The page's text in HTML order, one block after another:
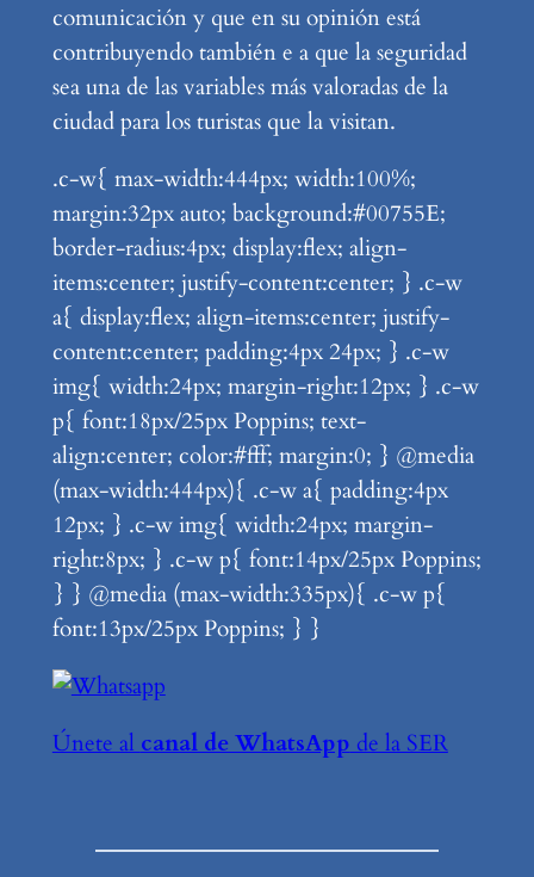
comunicación y que en su opinión está
contribuyendo también e a que la seguridad
sea una de las variables más valoradas de la
ciudad para los turistas que la visitan.
.c-w{ max-width:444px; width:100%;
margin:32px auto; background:#00755E;
border-radius:4px; display:flex; align-
items:center; justify-content:center; } .c-w
a{ display:flex; align-items:center; justify-
content:center; padding:4px 24px; } .c-w
img{ width:24px; margin-right:12px; } .c-w
p{ font:18px/25px Poppins; text-
align:center; color:#fff; margin:0; } @media
(max-width:444px){ .c-w a{ padding:4px
12px; } .c-w img{ width:24px; margin-
right:8px; } .c-w p{ font:14px/25px Poppins;
} } @media (max-width:335px){ .c-w p{
font:13px/25px Poppins; } }
Únete al canal de WhatsApp de la SER